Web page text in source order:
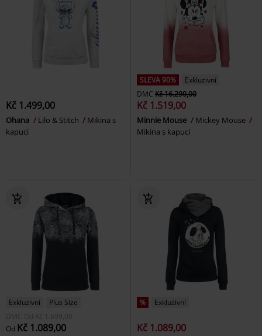
Kč 1.499,00
Ohana Lilo & Stitch
Mikina s
kapucí
SLEVA 90%
Exkluzivní
DMC Kč 16.290,00
Kč 1.519,00
Minnie Mouse
Mickey Mouse
Mikina s kapucí
Exkluzivní
Plus Size
DMC Od Kč 1.699,00
Od Kč 1.089,00
% Exkluzivní
Kč 1.089,00